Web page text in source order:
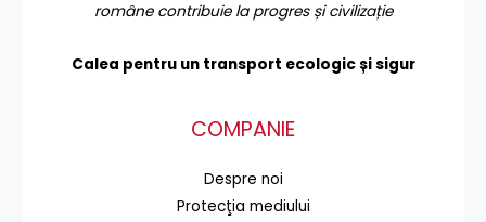
române contribuie la progres și civilizație
Calea pentru un transport ecologic și sigur
COMPANIE
Despre noi
Protecţia mediului